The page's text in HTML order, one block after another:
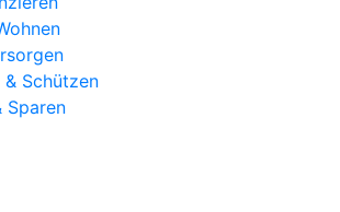
Schützen
Sparen